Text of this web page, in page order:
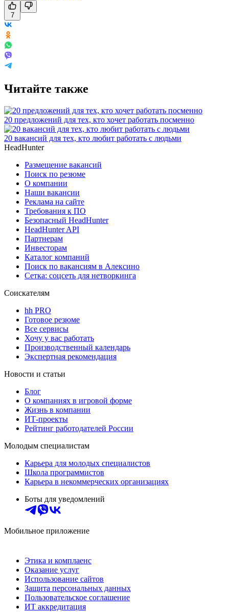
7
Читайте также
20 предложений для тех, кто хочет работать посменно
20 вакансий для тех, кто любит работать с людьми
HeadHunter
Размещение вакансий
Поиск по резюме
О компании
Наши вакансии
Реклама на сайте
Требования к ПО
Безопасный HeadHunter
HeadHunter API
Партнерам
Инвесторам
Каталог компаний
Поиск по вакансиям в Алексино
Сетка: соцсеть для нетворкинга
Соискателям
hh PRO
Готовое резюме
Все сервисы
Хочу у вас работать
Производственный календарь
Экспертная рекомендация
Новости и статьи
Блог
О компаниях в игровой форме
Жизнь в компании
ИТ-проекты
Рейтинг работодателей России
Молодым специалистам
Карьера для молодых специалистов
Школа программистов
Карьера в некоммерческих организациях
Боты для уведомлений
Мобильное приложение
Этика и комплаенс
Оказание услуг
Использование сайтов
Защита персональных данных
Пользовательское соглашение
ИТ аккредитация